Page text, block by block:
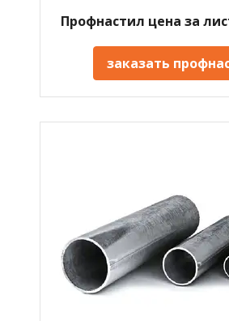
Профнастил цена за
заказать